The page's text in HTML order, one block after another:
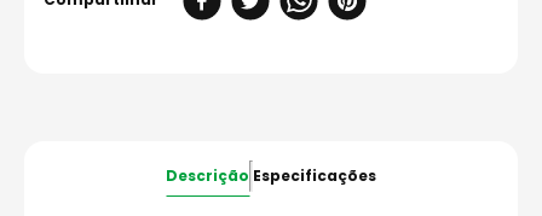
Descrição Especificações